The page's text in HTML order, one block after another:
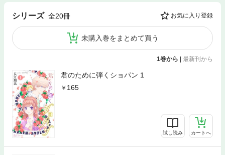
シリーズ 全20冊 お気に入り登録
未購入巻をまとめて買う
1巻から | 最新刊から
君のために弾くショパン 1
165
試し読み カートへ